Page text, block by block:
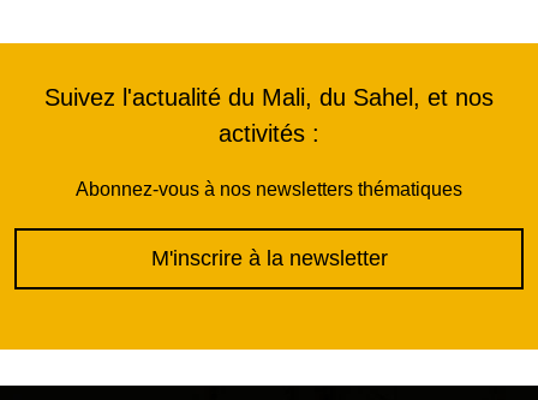
Suivez l'actualité du Mali, du Sahel, et nos
activités :
Abonnez-vous à nos newsletters thématiques
M'inscrire à la newsletter